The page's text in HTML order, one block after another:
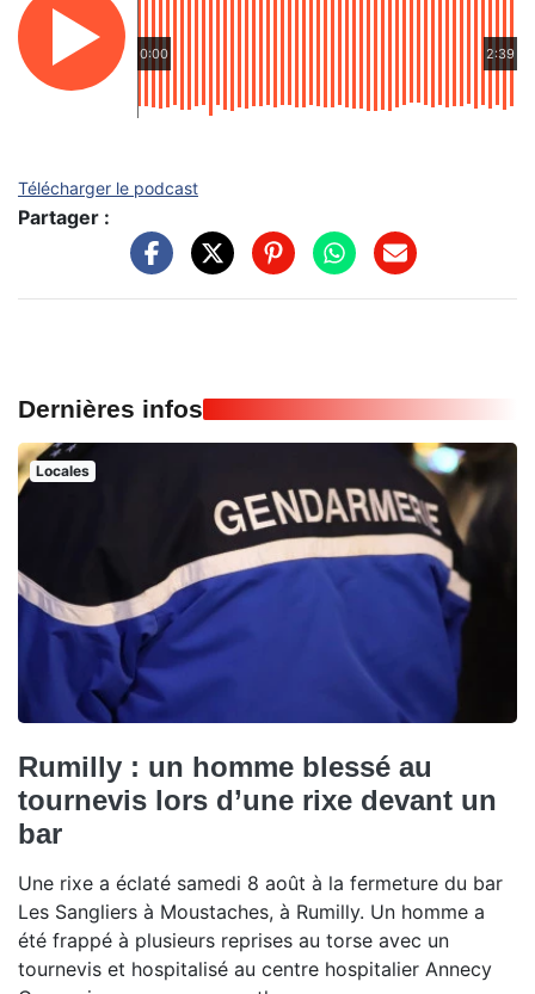
0:00 2:39
Télécharger le podcast
Partager :
Dernières infos
Locales
Rumilly : un homme blessé au
tournevis lors d’une rixe devant un
bar
Une rixe a éclaté samedi 8 août à la fermeture du bar
Les Sangliers à Moustaches, à Rumilly. Un homme a
été frappé à plusieurs reprises au torse avec un
tournevis et hospitalisé au centre hospitalier Annecy